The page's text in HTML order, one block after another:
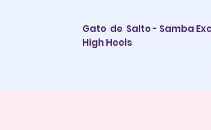
Gato de Salto - Samba
High Heels